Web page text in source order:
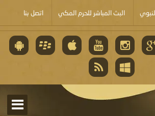
البث المباشر للحرم المكي اتصل بنا